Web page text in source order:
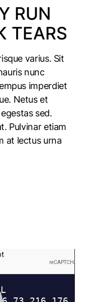
RUN
TEARS
varius. Sit
nunc
imperdiet
Netus et
sed.
Pulvinar etiam
at lectus urna